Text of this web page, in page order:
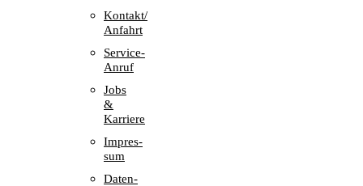
Kontakt/​​
Anfahrt
Service-
Anruf
Jobs
&
Karriere
Impres­
sum
Daten­